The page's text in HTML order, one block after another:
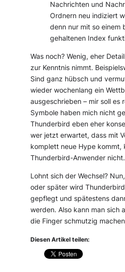
Nachrichten und
Ordnern neu indiziert
denn nur mit so einem
gehaltenen Index
Was noch? Wenig, eher
zur Kenntnis nimmt.
Sind ganz hübsch und
wieder wochenlang ein
ausgeschrieben – mir soll es
Symbole haben mich nicht
Thunderbird eben eher
wer jetzt erwartet, dass mit
komplett neue Hype kommt,
Thunderbird-Anwender nicht.
Lohnt sich der Wechsel?
oder später wird
gepflegt und spätestens
werden. Also kann man sich
die Finger schmutzig
Diesen Artikel teilen: